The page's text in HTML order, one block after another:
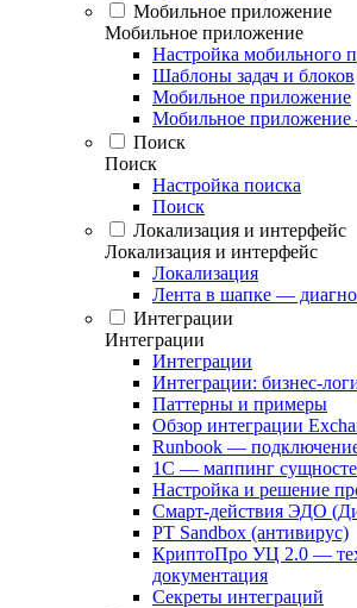
Мобильное приложение
Мобильное приложение
Настройка мобильного
Шаблоны задач и блоков
Мобильное приложение
Мобильное
Поиск
Поиск
Настройка поиска
Поиск
Локализация и интерфейс
Локализация и интерфейс
Локализация
Лента в шапке —
Интеграции
Интеграции
Интеграции
Интеграции: бизнес-
Паттерны и примеры
Обзор интеграции
Runbook —
1С — маппинг
Настройка и решение
Смарт-действия ЭДО
PT Sandbox (антивирус)
КриптоПро УЦ 2.0 —
документация
Секреты интеграций